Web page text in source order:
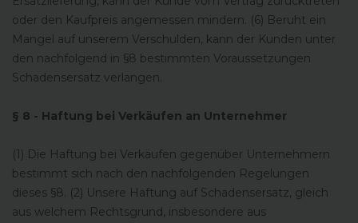
oder den Kaufpreis angemessen mindern. (6) Beruht ein
Mangel auf unserem Verschulden, kann der Kunden unter
den nachfolgend in §8 bestimmten Voraussetzungen
Schadensersatz verlangen.
§ 8 - Haftung bei Verkäufen an Unternehmer
(1) Die Haftung bei Verkäufen gegenüber Unternehmern
bestimmt sich nach den nachfolgenden Regelungen
dieses §8. (2) Unsere Haftung auf Schadensersatz, gleich
aus welchem Rechtsgrund, insbesondere aus